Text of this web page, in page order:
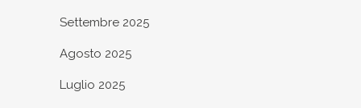
Settembre 2025
Agosto 2025
Luglio 2025